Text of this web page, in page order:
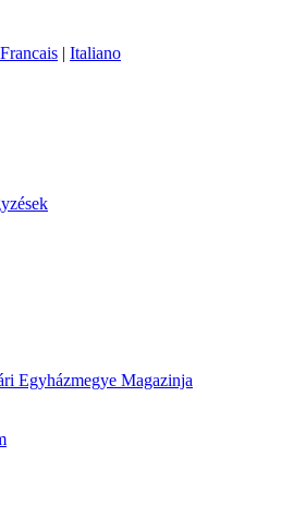
Francais | Italiano
Egyházmegye Magazinja